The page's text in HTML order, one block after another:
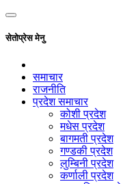
सेतोप्रेस मेनु
समाचार
राजनीति
प्रदेश समाचार
कोशी प्रदेश
मधेस प्रदेश
बागमती प्रदेश
गण्डकी प्रदेश
लुम्बिनी प्रदेश
कर्णाली प्रदेश